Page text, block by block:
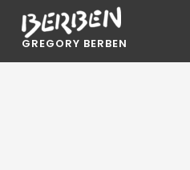
GREGORY BERBEN